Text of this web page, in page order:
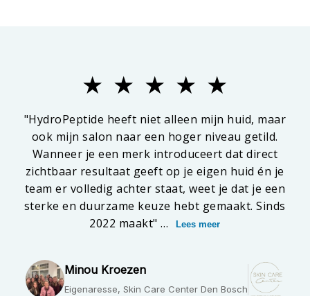
★ ★ ★ ★ ★
"HydroPeptide heeft niet alleen mijn huid, maar
ook mijn salon naar een hoger niveau getild.
Wanneer je een merk introduceert dat direct
zichtbaar resultaat geeft op je eigen huid én je
team er volledig achter staat, weet je dat je een
sterke en duurzame keuze hebt gemaakt. Sinds
2022 maakt" …
Lees meer
Minou Kroezen
Eigenaresse, Skin Care Center Den Bosch